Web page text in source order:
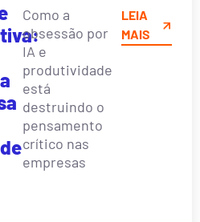
Como a
obsessão por
IA e
produtividade
está
destruindo o
pensamento
crítico nas
empresas
LEIA
MAIS